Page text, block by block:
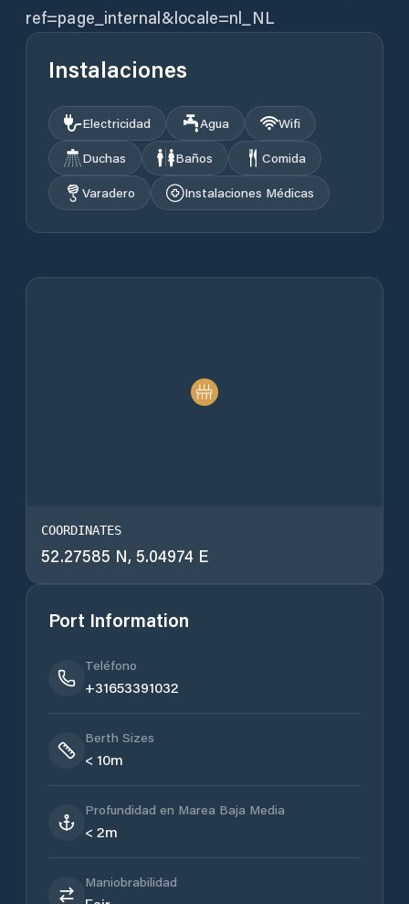
ref=page_internal&locale=nl_NL
Instalaciones
Electricidad Agua
Wifi
Duchas
Baños
Comida
Varadero
Instalaciones Médicas
COORDINATES
52.27585 N, 5.04974 E
Port Information
Teléfono
+31653391032
Berth Sizes
< 10m
Profundidad en Marea Baja Media
< 2m
Maniobrabilidad